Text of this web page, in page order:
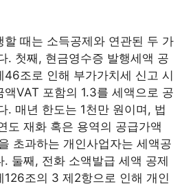
할 때는 소득공제와 연관된 두 가
. 첫째, 현금영수증 발행세액 공
46조로 인해 부가가치세 신고 시
액VAT 포함의 1.3를 세액으로 공
. 매년 한도는 1천만 원이며, 법
도 재화 혹은 용역의 공급가액
초과하는 개인사업자는 세액공
둘째, 전화 소액발급 세액 공제
126조의 3 제2항으로 인해 개인